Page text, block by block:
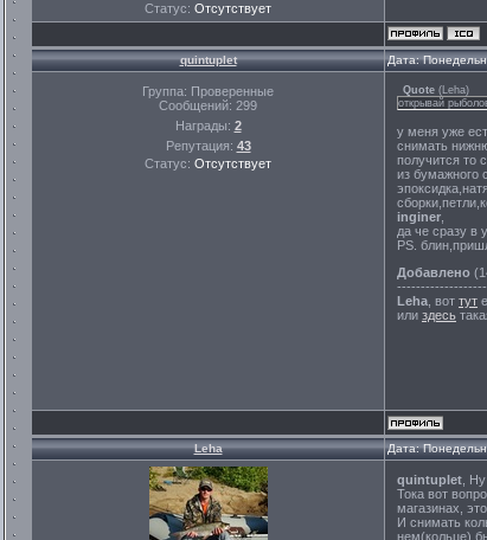
Статус: Отсутствует
quintuplet Дата:
Группа: Проверенные
Сообщений: 299
Награды: 2
Репутация: 43
Статус: Отсутствует
Quote (Leha)
открывай
у меня уже
снимать
получится то
из бумажного
inginer
да че сразу в
PS.
Добавлено
Leha , вот тут
или здесь
Leha Дата:
quintuplet ,
Тока вот
магазинах,
И снимать
нем(кольце)